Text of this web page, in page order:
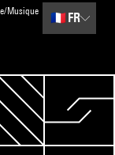
Musique
🇫🇷 FR